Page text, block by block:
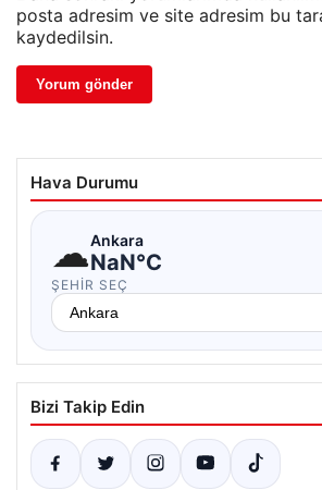
posta adresim ve site adresim bu
kaydedilsin.
Hava Durumu
☁Ankara
NaN°C
ŞEHIR SEÇ
Bizi Takip Edin